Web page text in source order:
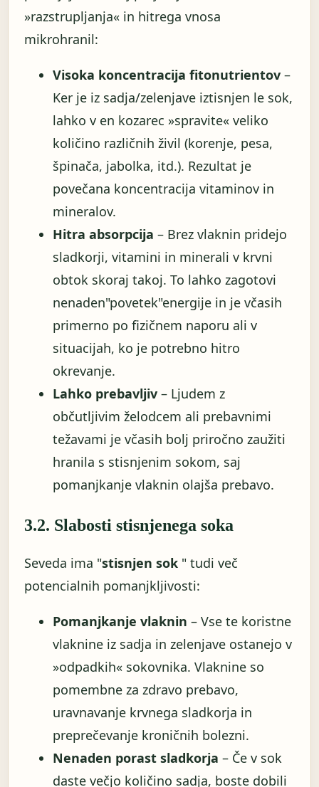
»razstrupljanja« in hitrega vnosa
mikrohranil:
Visoka koncentracija fitonutrientov –
Ker je iz sadja/zelenjave iztisnjen le sok,
lahko v en kozarec »spravite« veliko
količino različnih živil (korenje, pesa,
špinača, jabolka, itd.). Rezultat je
povečana koncentracija vitaminov in
mineralov.
Hitra absorpcija – Brez vlaknin pridejo
sladkorji, vitamini in minerali v krvni
obtok skoraj takoj. To lahko zagotovi
nenaden"povetek"energije in je včasih
primerno po fizičnem naporu ali v
situacijah, ko je potrebno hitro
okrevanje.
Lahko prebavljiv – Ljudem z
občutljivim želodcem ali prebavnimi
težavami je včasih bolj priročno zaužiti
hranila s stisnjenim sokom, saj
pomanjkanje vlaknin olajša prebavo.
3.2. Slabosti stisnjenega soka
Seveda ima "stisnjen sok " tudi več
potencialnih pomanjkljivosti:
Pomanjkanje vlaknin – Vse te koristne
vlaknine iz sadja in zelenjave ostanejo v
»odpadkih« sokovnika. Vlaknine so
pomembne za zdravo prebavo,
uravnavanje krvnega sladkorja in
preprečevanje kroničnih bolezni.
Nenaden porast sladkorja – Če v sok
daste večjo količino sadja, boste dobili